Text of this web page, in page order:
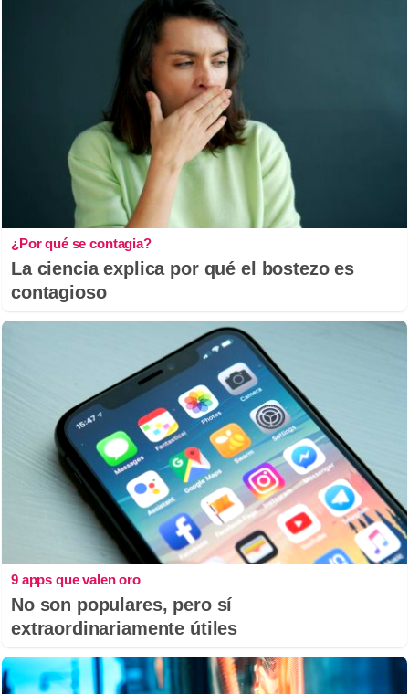
¿Por qué se contagia?
La ciencia explica por qué el bostezo es
contagioso
9 apps que valen oro
No son populares, pero sí
extraordinariamente útiles